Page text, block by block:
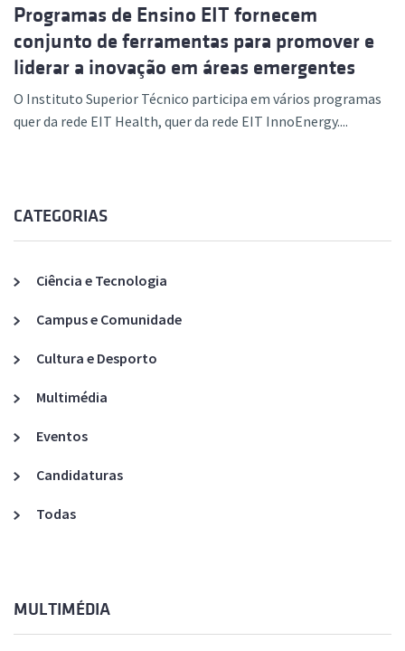
Programas de Ensino EIT fornecem
conjunto de ferramentas para promover e
liderar a inovação em áreas emergentes
O Instituto Superior Técnico participa em vários programas
quer da rede EIT Health, quer da rede EIT InnoEnergy....
CATEGORIAS
Ciência e Tecnologia
Campus e Comunidade
Cultura e Desporto
Multimédia
Eventos
Candidaturas
Todas
MULTIMÉDIA